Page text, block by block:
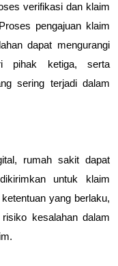
verifikasi dan klaim
pengajuan klaim
dapat mengurangi
pihak ketiga, serta
sering terjadi dalam
rumah sakit dapat
untuk klaim
yang berlaku,
kesalahan dalam